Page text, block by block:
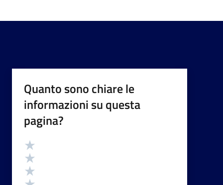
Quanto sono chiare le
informazioni su questa
pagina?
Valutazione